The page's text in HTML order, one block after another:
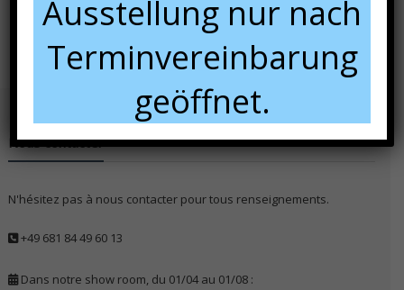
Nous contacter
N'hésitez pas à nous contacter pour tous renseignements.
+49 681 84 49 60 13
Dans notre show room, du 01/04 au 01/08 :
Ausstellung nur nach
Terminvereinbarung
geöffnet.